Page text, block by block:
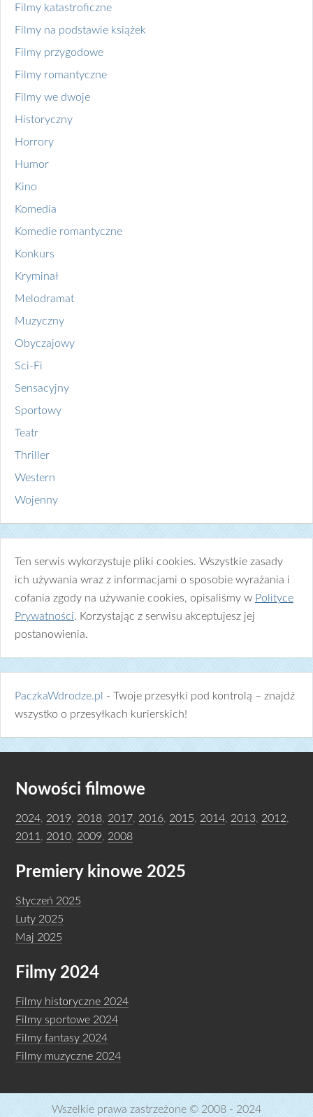
Filmy katastroficzne
Filmy na podstawie książek
Filmy przygodowe
Filmy romantyczne
Filmy we dwoje
Historyczny
Horrory
Humor
Kino
Komedia
Komedie romantyczne
Konkurs
Kryminał
Melodramat
Muzyczny
Obyczajowy
Sci-Fi
Sensacyjny
Sportowy
Teatr
Thriller
Western
Wojenny
Ten serwis wykorzystuje pliki cookies. Wszystkie zasady
ich używania wraz z informacjami o sposobie wyrażania i
cofania zgody na używanie cookies, opisaliśmy w Polityce
Prywatności. Korzystając z serwisu akceptujesz jej
postanowienia.
PaczkaWdrodze.pl
- Twoje przesyłki pod kontrolą – znajdź
wszystko o przesyłkach kurierskich!
Nowości filmowe
2024, 2019, 2018, 2017, 2016, 2015, 2014, 2013, 2012,
2011, 2010, 2009, 2008
Premiery kinowe 2025
Styczeń 2025
Luty 2025
Maj 2025
Filmy 2024
Filmy historyczne 2024
Filmy sportowe 2024
Filmy fantasy 2024
Filmy muzyczne 2024
Wszelkie prawa zastrzeżone © 2008 - 2024